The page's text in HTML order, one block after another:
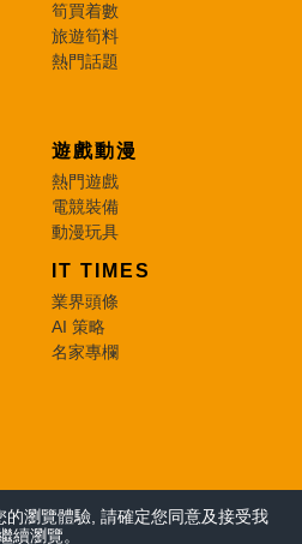
筍買着數
旅遊筍料
熱門話題
遊戲動漫
熱門遊戲
電競裝備
動漫玩具
IT TIMES
業界頭條
AI 策略
名家專欄
Reserved.
瀏覽體驗, 請確定您同意及接受我
續瀏覽。